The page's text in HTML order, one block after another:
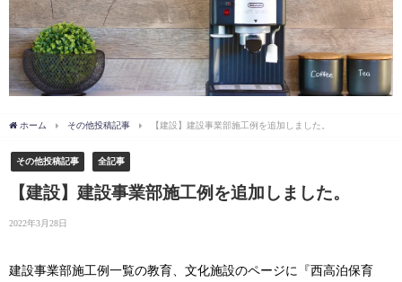
ホーム その他投稿記事 【建設】建設事業部施工例を追加しました。
その他投稿記事 全記事
【建設】建設事業部施工例を追加しました。
2022年3月28日
建設事業部施工例一覧の教育、文化施設のページに『西高泊保育